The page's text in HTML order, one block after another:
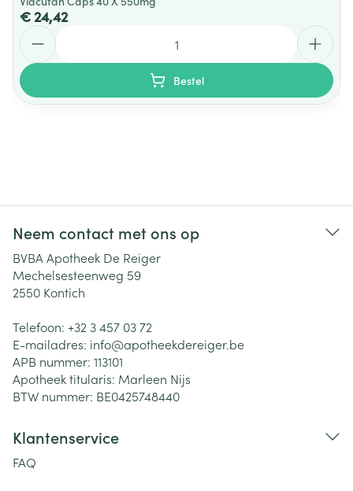
€ 24,42
Bestel
Neem contact met ons op
BVBA Apotheek De Reiger
Mechelsesteenweg 59
2550 Kontich
Telefoon: +32 3 457 03 72
E-mailadres: info@apotheekdereiger.be
APB nummer: 113101
Apotheek titularis: Marleen Nijs
BTW nummer: BE0425748440
Klantenservice
FAQ